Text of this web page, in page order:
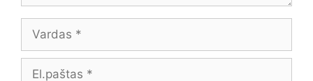
Vardas
El.paštas